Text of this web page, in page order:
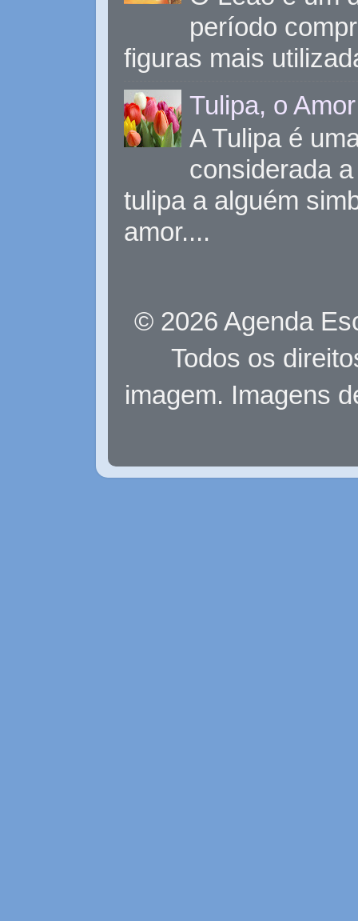
período
figuras mais
Tulipa, o
A Tulipa é
considerada
tulipa a alguém
amor....
© 2026 Agenda
Todos os
imagem. Imagens